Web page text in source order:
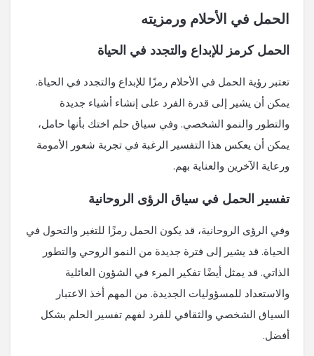
الحمل في الأحلام ورمزيته
الحمل كرمز للإبداع والتجدد في الحياة
تعتبر رؤية الحمل في الأحلام رمزًا للإبداع والتجدد في الحياة.
يمكن أن يشير إلى قدرة الفرد على إنشاء أشياء جديدة
والتطور والنمو الشخصي. وفي سياق حلم اختك بأنها حامل،
يمكن أن يعكس هذا التفسير الرغبة في تجربة شعور الأمومة
ورعاية الآخرين والعناية بهم.
تفسير الحمل في سياق الرؤى الروحانية
وفي الرؤى الروحانية، قد يكون الحمل رمزًا للتغير والتحول في
الحياة. قد يشير إلى فترة جديدة من النمو الروحي والتطور
الذاتي. قد يمثل أيضًا تفكير المرء في الشؤون العائلية
والاستعداد للمسؤوليات الجديدة. من المهم أخذ الاعتبار
السياق الشخصي والثقافي للفرد لفهم تفسير الحلم بشكل
أفضل.